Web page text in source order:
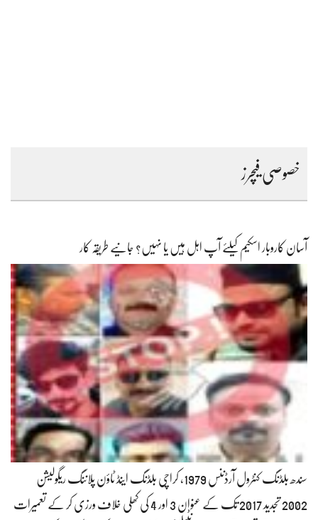
خصوصی فیچرز
آسان کاروبار اسکیم کیلئے آپ اہل ہیں یا نہیں؟ جانیے طریقہ کار
سندھ بلڈنگ کنٹرول آرڈننس 1979، کراچی بلڈنگ اینڈ ٹاؤن پلاننگ ریگولیشن
2002 تجدید 2017 تک کے عنوان 3 اور 4 کی کھلی خلاف ورزی کر کے تعمیرات